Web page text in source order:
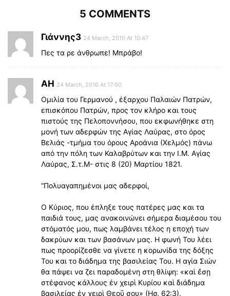
5 COMMENTS
Γιάννης3 24 March, 2010 At 10:47
Πες τα ρε άνθρωπε! Μπράβο!
ΑH 24 March, 2010 At 17:50
Ομιλία του Γερμανού , έξαρχου Παλαιών Πατρών,
επισκόπου Πατρών, προς τον κλήρο και τους
πιστούς της Πελοποννήσου, που εκφωνήθηκε στη
μονή των αδερφών της Αγίας Λαύρας, στο όρος
Βελιάς -τμήμα του όρους Αροάνια (Χελμός) πάνω
από την πόλη των Καλαβρύτων και την Ι.Μ. Αγίας
Λαύρας, Σ.τ.Μ- στις 8 (20) Μαρτίου 1821.
“Πολυαγαπημένοι μας αδερφοί,
Ο Κύριος, που έπληξε τους πατέρες μας και τα
παιδιά τους, μας ανακοινώνει σήμερα διαμέσου του
στόματός μου, πως λαμβάνει τέλος η εποχή των
δακρύων και των βασάνων μας. Η φωνή Του λέει
πως προορίζεσθε να γίνετε η κορωνίδα της δόξης
Του και το διάδημα της βασιλείας Του. Η αγία Σιών
θα πάψει να ζει παραδομένη στη θλίψη: «καὶ ἔσῃ
στέφανος κάλλους ἐν χειρὶ Κυρίου καὶ διάδημα
βασιλείας ἐν χειρὶ Θεοῦ σου» (Ησ. 62:3).